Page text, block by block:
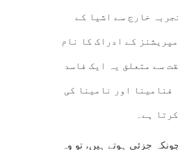
خارج سے اشیا کے
کے ادراک کا نام
سے متعلق یہ ایک فاسد
فنامینا اور نامینا کی
ہے۔
جزئی ہوتے ہیں، تو وہ